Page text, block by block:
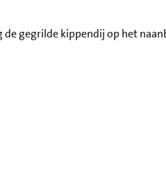
gegrilde kippendij op het